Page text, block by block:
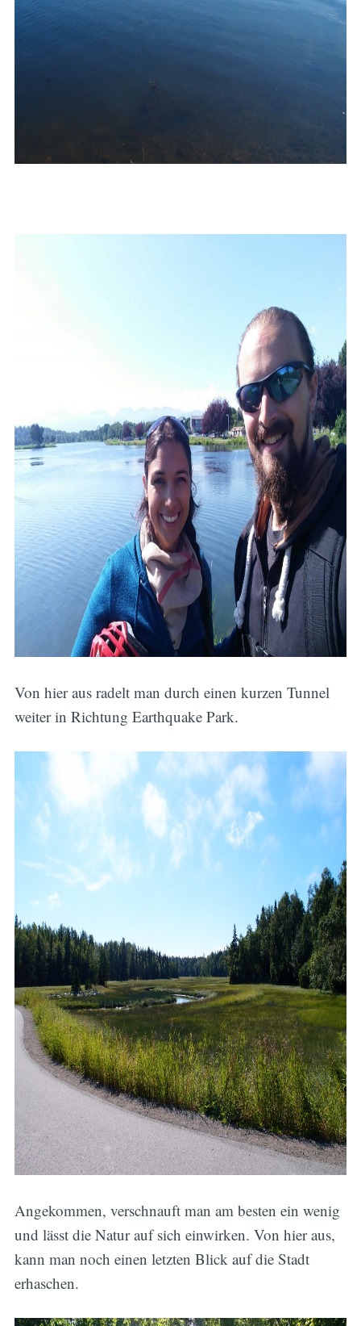
Von hier aus radelt man durch einen kurzen Tunnel
weiter in Richtung Earthquake Park.
Angekommen, verschnauft man am besten ein wenig
und lässt die Natur auf sich einwirken. Von hier aus,
kann man noch einen letzten Blick auf die Stadt
erhaschen.